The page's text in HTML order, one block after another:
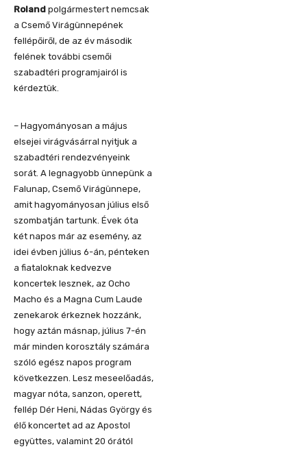
Roland polgármestert nemcsak
a Csemő Virágünnepének
fellépőiről, de az év második
felének további csemői
szabadtéri programjairól is
kérdeztük.
– Hagyományosan a május
elsejei virágvásárral nyitjuk a
szabadtéri rendezvényeink
sorát. A legnagyobb ünnepünk a
Falunap, Csemő Virágünnepe,
amit hagyományosan július első
szombatján tartunk. Évek óta
két napos már az esemény, az
idei évben július 6-án, pénteken
a fiataloknak kedvezve
koncertek lesznek, az Ocho
Macho és a Magna Cum Laude
zenekarok érkeznek hozzánk,
hogy aztán másnap, július 7-én
már minden korosztály számára
szóló egész napos program
következzen. Lesz meseelőadás,
magyar nóta, sanzon, operett,
fellép Dér Heni, Nádas György és
élő koncertet ad az Apostol
együttes, valamint 20 órától